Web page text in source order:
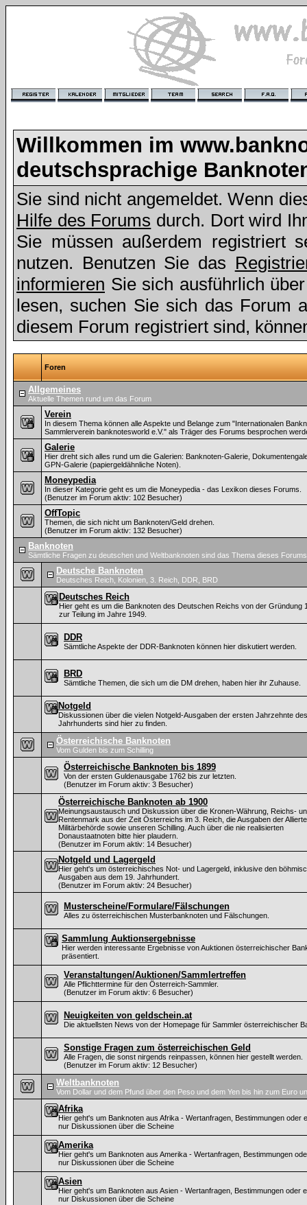
Willkommen im
deutschsprachige
Sie sind nicht angemeldet. Wenn
Hilfe des Forums durch. Dort wird
Sie müssen außerdem registriert
nutzen. Benutzen Sie das
informieren Sie sich ausführlich
lesen, suchen Sie sich das Forum
diesem Forum registriert sind,
Foren
Allgemeines
Aktuelle Themen rund um das Forum
Verein
In diesem Thema können alle Aspekte und Belange zum "Internationalen
Sammlerverein banknotesworld e.V." als Träger des Forums besprochen
Galerie
Hier dreht sich alles rund um die Galerien: Banknoten-Galerie,
GPN-Galerie (papiergeldähnliche Noten).
Moneypedia
In dieser Kategorie geht es um die Moneypedia - das Lexikon dieses Forums.
(Benutzer im Forum aktiv: 102 Besucher)
OffTopic
Themen, die sich nicht um Banknoten/Geld drehen.
(Benutzer im Forum aktiv: 132 Besucher)
Banknoten
Sämtliche Fragen zu deutschen und Weltbanknoten sind das Thema dieses
Deutsche Banknoten
Deutsches Reich, Kolonien, 3. Reich, DDR, BRD
Deutsches Reich
Hier geht es um die Banknoten des Deutschen Reichs von der Gründung
zur Teilung im Jahre 1949.
DDR
Sämtliche Aspekte der DDR-Banknoten können hier diskutiert werden.
BRD
Sämtliche Themen, die sich um die DM drehen, haben hier ihr Zuhause.
Notgeld
Diskussionen über die vielen Notgeld-Ausgaben der ersten Jahrzehnte
Jahrhunderts sind hier zu finden.
Österreichische Banknoten
Vom Gulden bis zum Schilling
Österreichische Banknoten bis 1899
Von der ersten Guldenausgabe 1762 bis zur letzten.
(Benutzer im Forum aktiv: 3 Besucher)
Österreichische Banknoten ab 1900
Meinungsaustausch und Diskussion über die Kronen-Währung, Reichs-
Rentenmark aus der Zeit Österreichs im 3. Reich, die Ausgaben der
Militärbehörde sowie unseren Schilling. Auch über die nie realisierten
Donaustaatnoten bitte hier plaudern.
(Benutzer im Forum aktiv: 14 Besucher)
Notgeld und Lagergeld
Hier geht's um österreichisches Not- und Lagergeld, inklusive den
Ausgaben aus dem 19. Jahrhundert.
(Benutzer im Forum aktiv: 24 Besucher)
Musterscheine/Formulare/Fälschungen
Alles zu österreichischen Musterbanknoten und Fälschungen.
Sammlung Auktionsergebnisse
Hier werden interessante Ergebnisse von Auktionen österreichischer
präsentiert.
Veranstaltungen/Auktionen/Sammlertreffen
Alle Pflichttermine für den Österreich-Sammler.
(Benutzer im Forum aktiv: 6 Besucher)
Neuigkeiten von geldschein.at
Die aktuellsten News von der Homepage für Sammler österreichischer
Sonstige Fragen zum österreichischen Geld
Alle Fragen, die sonst nirgends reinpassen, können hier gestellt werden.
(Benutzer im Forum aktiv: 12 Besucher)
Weltbanknoten
Vom Dollar und dem Pfund über den Peso und dem Yen bis hin zum Euro
Afrika
Hier geht's um Banknoten aus Afrika - Wertanfragen, Bestimmungen oder
nur Diskussionen über die Scheine
Amerika
Hier geht's um Banknoten aus Amerika - Wertanfragen, Bestimmungen
nur Diskussionen über die Scheine
Asien
Hier geht's um Banknoten aus Asien - Wertanfragen, Bestimmungen oder
nur Diskussionen über die Scheine